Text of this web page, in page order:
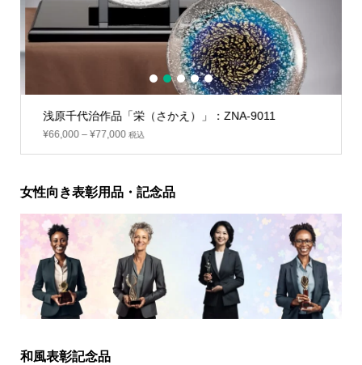
浅原千代治作品「栄（さかえ）」：ZNA-9011
¥66,000 –¥77,000 税込
1 2 3 4 5
女性向き表彰用品・記念品
和風表彰記念品